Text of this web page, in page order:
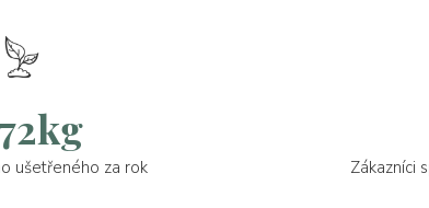
ušetřeného za rok Zákazníci